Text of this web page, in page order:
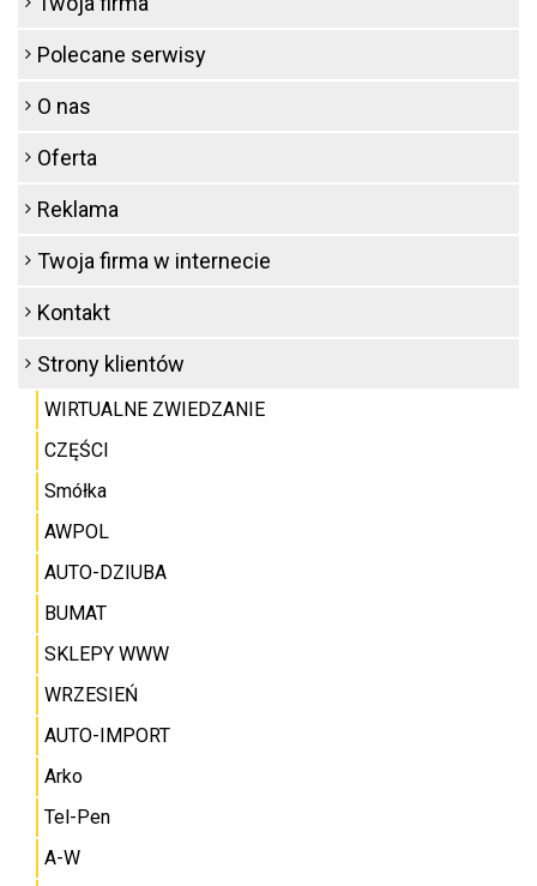
Polecane serwisy
O nas
Oferta
Reklama
Twoja firma w internecie
Kontakt
Strony klientów
WIRTUALNE ZWIEDZANIE
CZĘŚCI
Smółka
AWPOL
AUTO-DZIUBA
BUMAT
SKLEPY WWW
WRZESIEŃ
AUTO-IMPORT
Arko
Tel-Pen
A-W